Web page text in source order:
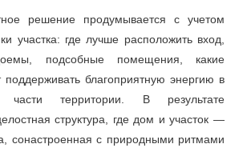
решение продумывается с учетом
участка: где лучше расположить вход,
подсобные помещения, какие
поддерживать благоприятную энергию в
части территории. В результате
структура, где дом и участок —
сонастроенная с природными ритмами